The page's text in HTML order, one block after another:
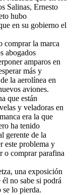
Salinas, Ernesto
hubo
en su gobierno el
la marca
abogados
amparos en
más y
la aerolínea en
aviones.
que están
y veladoras en
era la que
ha tenido
gerente de la
este problema y
o comprar parafina
una exposición
no sabe si podrá
se lo pierda.